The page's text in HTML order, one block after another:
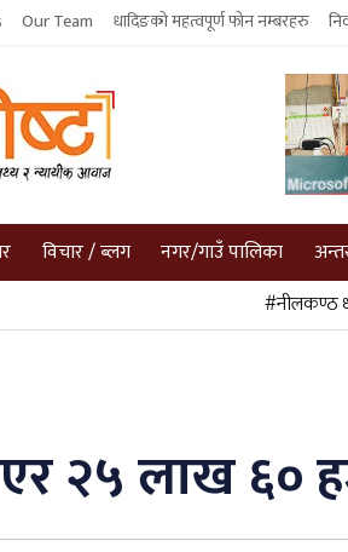
Our Team धादिङको महत्वपूर्ण फोन नम्बरहरु
विचार / ब्लग नगर/गाउँ पालिका
#नीलकण्ठ
२५ लाख ६०